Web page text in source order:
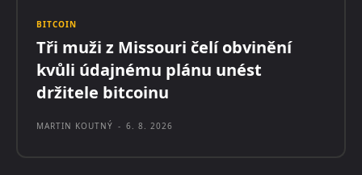
BITCOIN
Tři muži z Missouri čelí obvinění
kvůli údajnému plánu unést
držitele bitcoinu
MARTIN KOUTNÝ - 6. 8. 2026